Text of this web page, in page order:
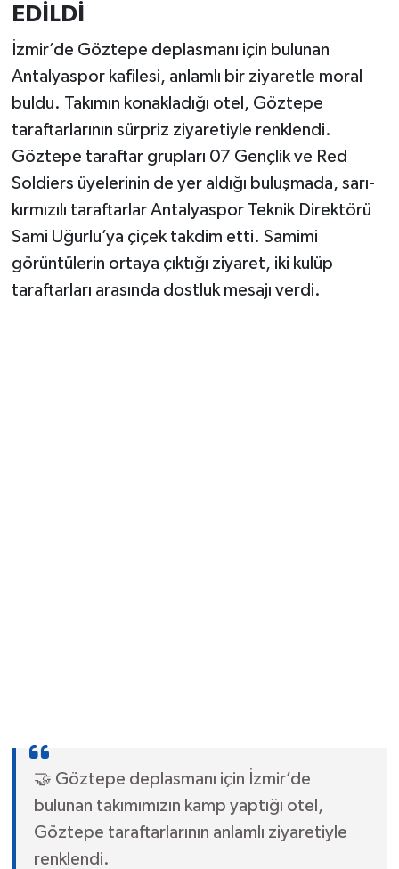
EDİLDİ
İzmir’de Göztepe deplasmanı için bulunan
Antalyaspor kafilesi, anlamlı bir ziyaretle moral
buldu. Takımın konakladığı otel, Göztepe
taraftarlarının sürpriz ziyaretiyle renklendi.
Göztepe taraftar grupları 07 Gençlik ve Red
Soldiers üyelerinin de yer aldığı buluşmada, sarı-
kırmızılı taraftarlar Antalyaspor Teknik Direktörü
Sami Uğurlu’ya çiçek takdim etti. Samimi
görüntülerin ortaya çıktığı ziyaret, iki kulüp
taraftarları arasında dostluk mesajı verdi.
🤝 Göztepe deplasmanı için İzmir’de
bulunan takımımızın kamp yaptığı otel,
Göztepe taraftarlarının anlamlı ziyaretiyle
renklendi.